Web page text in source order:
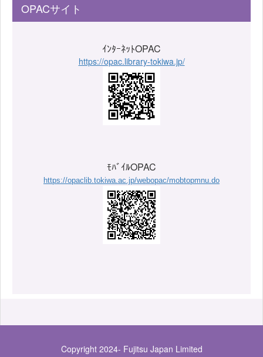
OPACサイト
ｲﾝﾀｰﾈｯﾄOPAC
https://opac.library-tokiwa.jp/
ﾓﾊﾞｲﾙOPAC
https://opaclib.tokiwa.ac.jp/webopac/mobtopmnu.do
Copyright 2024- Fujitsu Japan Limited